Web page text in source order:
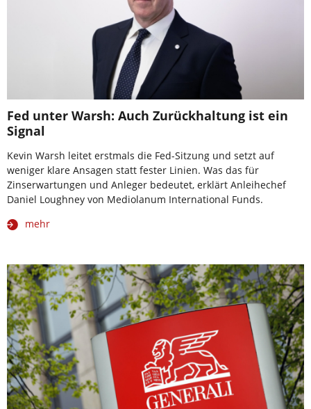
Fed unter Warsh: Auch Zurückhaltung ist ein
Signal
Kevin Warsh leitet erstmals die Fed-Sitzung und setzt auf
weniger klare Ansagen statt fester Linien. Was das für
Zinserwartungen und Anleger bedeutet, erklärt Anleihechef
Daniel Loughney von Mediolanum International Funds.
mehr